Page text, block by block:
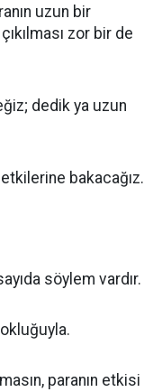
uzun bir
zor bir de
dedik ya uzun
bakacağız.
söylem vardır.
paranın etkisi